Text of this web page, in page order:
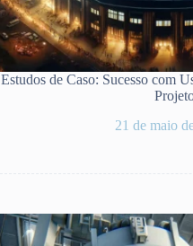
Estudos de Caso: Sucesso com
21 de maio